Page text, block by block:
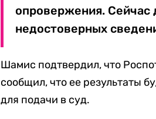
опровержения. Сейчас
недостоверных
Шамис подтвердил, что
сообщил, что ее результаты
для подачи в суд.